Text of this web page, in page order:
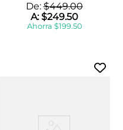
De:$449.00
A:$249.50
Ahorra $199.50